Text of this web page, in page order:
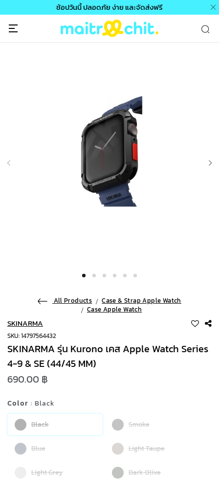
ช้อปวันนี้ ปลอดภัย ง่าย และจัดส่งฟรี
All Products
Case & Strap Apple Watch
Case Apple Watch
SKINARMA
SKU: 14797564432
SKINARMA รุ่น Kurono เคส Apple Watch Series
4-9 & SE (44/45 MM)
690.00 ฿
Color : Black
Black Smoke
Blue Light Taupe
Light Grey Dark Olive